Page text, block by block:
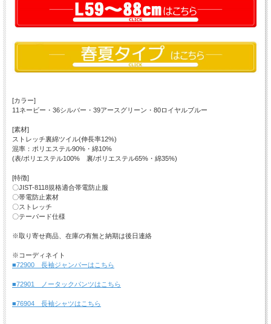
[カラー]
11ネービー・36シルバー・39アースグリーン・80ロイヤルブルー
[素材]
ストレッチ裏綿ツイル(伸長率12%)
混率：ポリエステル90%・綿10%
(表/ポリエステル100% 裏/ポリエステル65%・綿35%)
[特徴]
〇JIST-8118規格適合帯電防止服
〇帯電防止素材
〇ストレッチ
〇テーパード仕様
※取り寄せ商品、在庫の有無と納期は後日連絡
※コーディネイト
■72900 長袖ジャンパーはこちら
■72901 ノータックパンツはこちら
■76904 長袖シャツはこちら